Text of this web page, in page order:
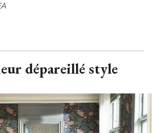
dépareillé style